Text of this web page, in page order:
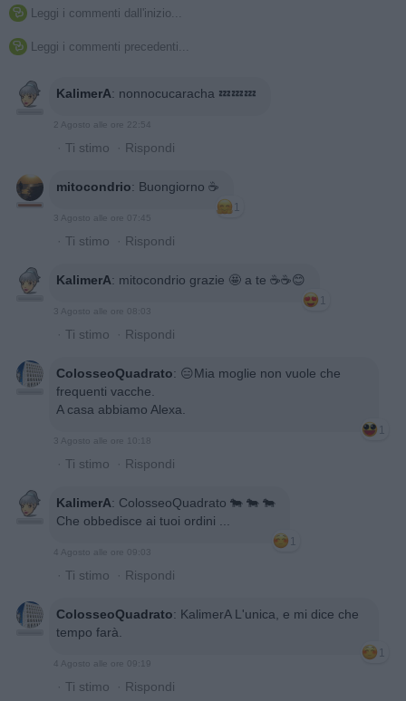
 Leggi i commenti dall'inizio...
 Leggi i commenti precedenti...
KalimerA: nonnocucaracha 💤💤💤
2 Agosto alle ore 22:54
· Ti stimo · Rispondi
mitocondrio: Buongiorno ☕️
1
3 Agosto alle ore 07:45
· Ti stimo · Rispondi
KalimerA: mitocondrio grazie 🤩 a te ☕️☕️😊
1
3 Agosto alle ore 08:03
· Ti stimo · Rispondi
ColosseoQuadrato: 😑Mia moglie non vuole che
frequenti vacche.
A casa abbiamo Alexa.
1
3 Agosto alle ore 10:18
· Ti stimo · Rispondi
KalimerA: ColosseoQuadrato 🐄 🐄 🐄
Che obbedisce ai tuoi ordini ...
1
4 Agosto alle ore 09:03
· Ti stimo · Rispondi
ColosseoQuadrato: KalimerA L'unica, e mi dice che
tempo farà.
1
4 Agosto alle ore 09:19
· Ti stimo · Rispondi